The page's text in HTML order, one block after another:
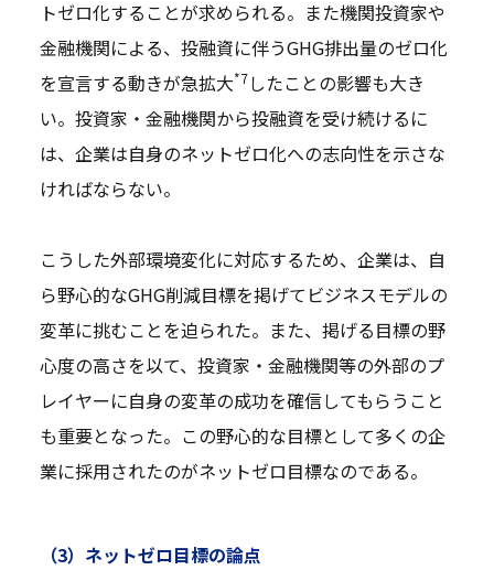
トゼロ化することが求められる。また機関投資家や
金融機関による、投融資に伴うGHG排出量のゼロ化
を宣言する動きが急拡大*7したことの影響も大き
い。投資家・金融機関から投融資を受け続けるに
は、企業は自身のネットゼロ化への志向性を示さな
ければならない。
こうした外部環境変化に対応するため、企業は、自
ら野心的なGHG削減目標を掲げてビジネスモデルの
変革に挑むことを迫られた。また、掲げる目標の野
心度の高さを以て、投資家・金融機関等の外部のプ
レイヤーに自身の変革の成功を確信してもらうこと
も重要となった。この野心的な目標として多くの企
業に採用されたのがネットゼロ目標なのである。
（3）ネットゼロ目標の論点